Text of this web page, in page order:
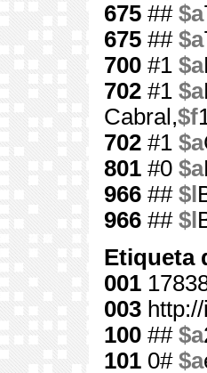
675 ## $a
675 ## $a
700 #1 $a
702 #1 $a
Cabral,$f
702 #1 $a
801 #0 $a
966 ## $l
966 ## $l
Etiqueta
001
003
100 ## $a
101 0# $a